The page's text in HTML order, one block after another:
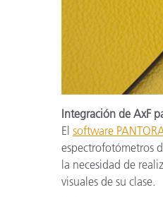
Integración de AxF
El software
espectrofotómetros
la necesidad de
visuales de su clase.